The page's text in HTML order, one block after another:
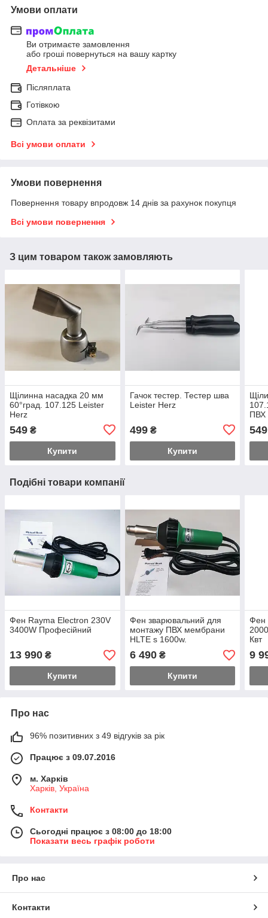
Умови оплати
Ви отримаєте замовлення
або гроші повернуться на вашу картку
Детальніше
Післяплата
Готівкою
Оплата за реквізитами
Всі умови оплати
Умови повернення
Повернення товару впродовж 14 днів за рахунок покупця
Всі умови повернення
З цим товаром також замовляють
Щілинна насадка 20 мм
60°град. 107.125 Leister
Herz
549 ₴
Купити
Гачок тестер. Тестер шва
Leister Herz
499₴
Купити
ПВХ
549
Подібні товари компанії
Фен Rayma Electron 230V
3400W Професійний
13 990 ₴
Купити
Фен зварювальний для
монтажу ПВХ мембрани
HLTE s 1600w.
Зварювання пластику
феном
6 490₴
Купити
Фен
Квт
9
Про нас
96% позитивних з 49 відгуків за рік
Працює з 09.07.2016
м. Харків
Харків, Україна
Контакти
Сьогодні працює з 08:00 до 18:00
Показати весь графік роботи
Про нас
Контакти